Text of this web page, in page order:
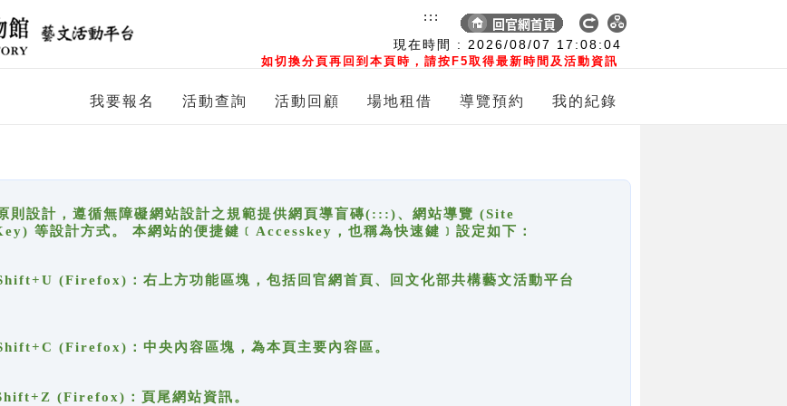
現在時間 : 2026/08/07 17:08:04
如切換分頁再回到本頁時，請按F5取得最新時間及活動資訊
:::
我要報名 活動查詢 活動回顧 場地租借 導覽預約 我的紀錄
則設計，遵循無障礙網站設計之規範提供網頁導盲磚(:::)、網站導覽 (Site
等設計方式。 本網站的便捷鍵﹝Accesskey，也稱為快速鍵﹞設定如下：
(Firefox)：右上方功能區塊，包括回官網首頁、回文化部共構藝文活動平台
(Firefox)：中央內容區塊，為本頁主要內容區。
(Firefox)：頁尾網站資訊。